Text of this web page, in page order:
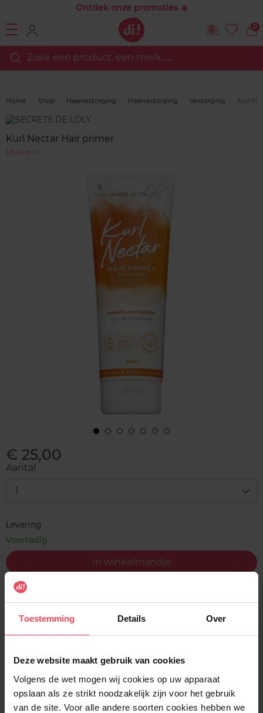
Toestemming Details Over
Deze website maakt gebruik van cookies
Volgens de wet mogen wij cookies op uw apparaat
opslaan als ze strikt noodzakelijk zijn voor het gebruik
van de site. Voor alle andere soorten cookies hebben we
Ontdek onze promoties ☀️
0
Zoek een product, een merk…...
Home Shop Haarverzorging Haarverzorging Verzorging Kurl
Merk
Kurl Nectar Hair primer
Leave-In
€ 25,00
Aantal
1
Levering
Voorradig
In winkelmandje
Gratis retour in je winkelpunt
Verzending binnen 24u
Beschrijving